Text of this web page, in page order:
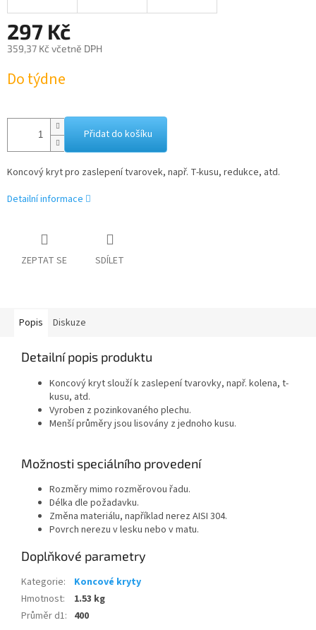
297 Kč
359,37 Kč včetně DPH
cena:
Do týdne
Přidat do košíku
Koncový kryt pro zaslepení tvarovek, např. T-kusu, redukce, atd.
Detailní informace
ZEPTAT SE SDÍLET
Popis Diskuze
Detailní popis produktu
Koncový kryt slouží k zaslepení tvarovky, např. kolena, t-
kusu, atd.
Vyroben z pozinkovaného plechu.
Menší průměry jsou lisovány z jednoho kusu.
Možnosti speciálního provedení
Rozměry mimo rozměrovou řadu.
Délka dle požadavku.
Změna materiálu, například nerez AISI 304.
Povrch nerezu v lesku nebo v matu.
Doplňkové parametry
Kategorie:
Koncové kryty
Hmotnost:
1.53 kg
Průměr d1: 400